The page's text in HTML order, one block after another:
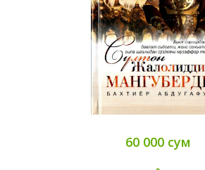
60 000 сум